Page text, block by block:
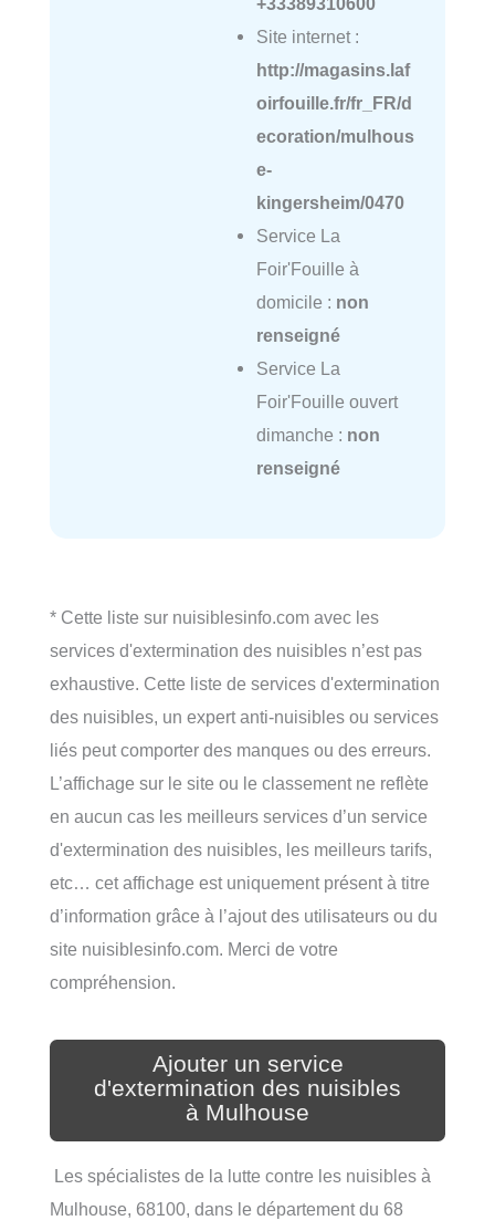
Site internet :
http://magasins.laf
oirfouille.fr/fr_FR/d
ecoration/mulhous
e-
kingersheim/0470
Service La
Foir'Fouille à
domicile : non
renseigné
Service La
Foir'Fouille ouvert
dimanche : non
renseigné
* Cette liste sur nuisiblesinfo.com avec les
services d'extermination des nuisibles n’est pas
exhaustive. Cette liste de services d'extermination
des nuisibles, un expert anti-nuisibles ou services
liés peut comporter des manques ou des erreurs.
L’affichage sur le site ou le classement ne reflète
en aucun cas les meilleurs services d’un service
d'extermination des nuisibles, les meilleurs tarifs,
etc… cet affichage est uniquement présent à titre
d’information grâce à l’ajout des utilisateurs ou du
site nuisiblesinfo.com. Merci de votre
compréhension.
Ajouter un service
d'extermination des nuisibles
à Mulhouse
Les spécialistes de la lutte contre les nuisibles à
Mulhouse, 68100, dans le département du 68